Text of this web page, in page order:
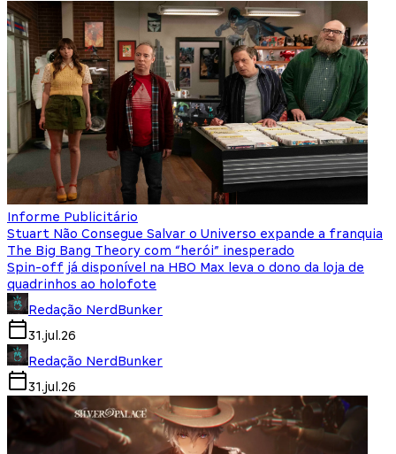
Informe Publicitário
Stuart Não Consegue Salvar o Universo expande a franquia
The Big Bang Theory com “herói” inesperado
Spin-off já disponível na HBO Max leva o dono da loja de
quadrinhos ao holofote
Redação NerdBunker
31.jul.26
Redação NerdBunker
31.jul.26